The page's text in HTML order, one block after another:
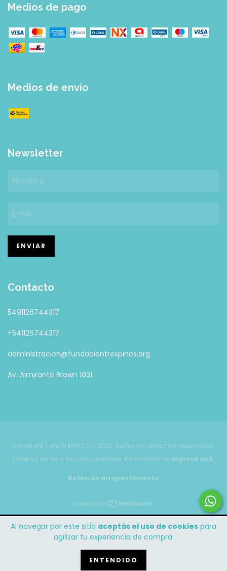
Al navegar por este sitio aceptás el uso de cookies para
agilizar tu experiencia de compra.
ENTENDIDO
Medios de pago
Medios de envío
Newsletter
Contacto
5491126744317
+541126744317
administracion@fundaciontrespinos.org
Av. Almirante Brown 1031
Copyright Tienda MARCO - 2026. Todos los derechos reservados.
Defensa de las y los consumidores. Para reclamos ingresá acá.
Botón de arrepentimiento